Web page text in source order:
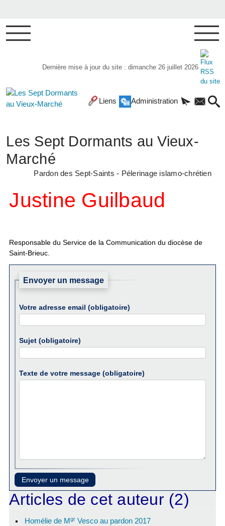
Dernière mise à jour du site : dimanche 26 juillet 2026
Liens Administration
Les Sept Dormants au Vieux-
Marché
Pardon des Sept-Saints - Pélerinage islamo-chrétien
Justine Guilbaud
Responsable du Service de la Communication du diocèse de
Saint-Brieuc.
Envoyer un message
Votre adresse email (obligatoire)
Sujet (obligatoire)
Texte de votre message (obligatoire)
Articles de cet auteur (2)
Homélie de Mgr Vesco au pardon 2017